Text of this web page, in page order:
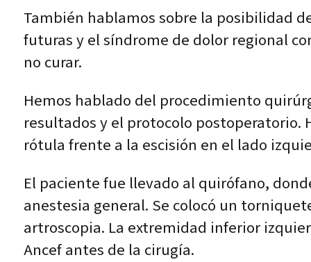
También hablamos sobre la posibilidad
futuras y el síndrome de dolor regional
no curar.
Hemos hablado del procedimiento
resultados y el protocolo postoperatorio.
rótula frente a la escisión en el lado
El paciente fue llevado al quirófano,
anestesia general. Se colocó un
artroscopia. La extremidad inferior
Ancef antes de la cirugía.